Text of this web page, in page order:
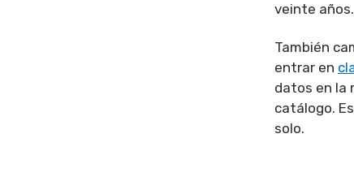
veinte años.
También
entrar en
datos en la
catálogo.
solo.